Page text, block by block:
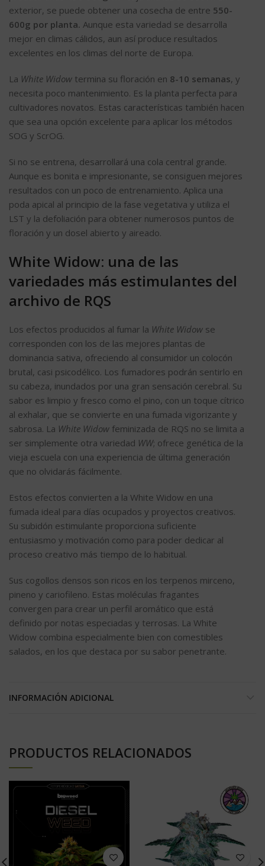
exterior, se puede obtener una cosecha de entre 550-
600g por planta. Aunque esta variedad se desarrolla
mejor en climas cálidos, aun así produce resultados
excelentes en los climas del norte de Europa.
La White Widow termina su floración en 8-10 semanas, y
necesita poco mantenimiento. Es la planta perfecta para
cultivadores novatos. Estas características también hacen
que sea una opción excelente para aplicar los métodos
SOG y ScrOG.
Si no se entrena, desarrollará una cola central grande.
Aunque es bonita e impresionante, se consiguen mejores
resultados con un poco de entrenamiento. Aplica una
poda apical al principio de la fase vegetativa y utiliza el
LST y la defoliación para obtener numerosos puntos de
floración y un dosel abierto y aireado.
White Widow: una de las
variedades más estimulantes del
archivo de RQS
Los efectos producidos al fumar la White Widow se
corresponden con los de las mejores plantas de
dominancia sativa, ofreciendo al consumidor un colocón
brutal, casi psicodélico. Los fumadores podrán sentirlo en
su cabeza, inundados por una gran sensación cerebral. Su
sabor es limpio y fresco como el pino, con un toque cítrico
al exhalar, que se convierte en una fumada vigorizante y
sabrosa. La White Widow feminizada de RQS no se limita a
ser simplemente otra variedad WW; ofrece genética de la
vieja escuela con una experiencia de última generación
que no olvidarás fácilmente.
Estos efectos convierten a la White Widow en una
fumada ideal para días ocupados y proyectos creativos.
Su subidón estimulante proporciona suficiente
entusiasmo y motivación como para poder dedicar al
proceso creativo más tiempo de lo habitual.
Sus cogollos densos son ricos en los terpenos mirceno,
pineno y cariofileno. Estas moléculas fragantes
convergen para crear un perfil aromático que está
definido por notas especiadas y terrosas. La White
Widow combina especialmente bien con comestibles
salados, en los que destaca por su sabor penetrante.
INFORMACIÓN ADICIONAL
PRODUCTOS RELACIONADOS